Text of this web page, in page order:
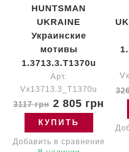
HUNTSMAN
UKRAINE
Украинские
мотивы
1.3713.3.T1370u
Арт.
Vx13713.3_T1370u
3117 грн 2 805 грн
КУПИТЬ
Добавить в сравнение